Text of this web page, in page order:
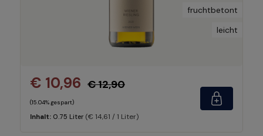
fruchtbetont
leicht
€ 10,96 € 12,90
(15.04% gespart)
Inhalt: 0.75 Liter (€ 14,61 / 1 Liter)